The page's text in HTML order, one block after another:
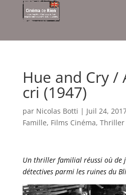
Hue and Cry /
cri (1947)
par Nicolas Botti | Juil 24,
Famille, Films Cinéma, Thriller
Un thriller familial réussi où de
détectives parmi les ruines du